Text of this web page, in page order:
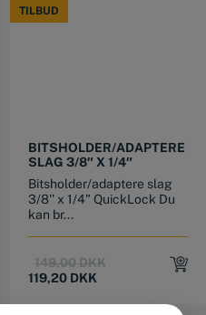
TILBUD
TILBUD
BITSHOLDER/ADAPTERE
SLAG 3/8″ X 1/4″
Bitsholder/adaptere slag
3/8'' x 1/4" QuickLock Du
kan br...
149,00DKKOriginal
149,00 DKK.
119,20 DKK
Current
119,20 DKK.